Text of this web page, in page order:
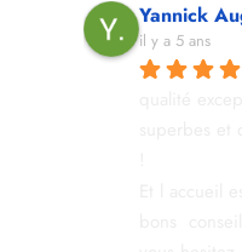
Yannick
il y a 5 ans